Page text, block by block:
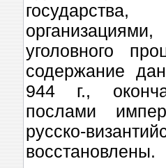
уголовного
содержание
944 г.,
послами
русско-
вос­становлены.